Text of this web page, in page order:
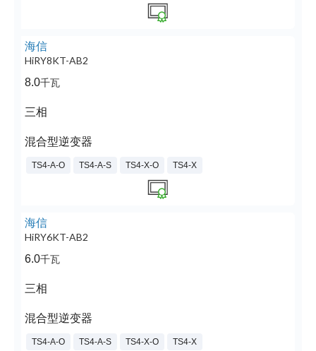
海信
HiRY8KT-AB2
8.0千瓦
三相
混合型逆变器
TS4-A-O TS4-A-S TS4-X-O TS4-X
海信
HiRY6KT-AB2
6.0千瓦
三相
混合型逆变器
TS4-A-O TS4-A-S TS4-X-O TS4-X